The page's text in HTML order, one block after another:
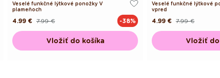
Veselé funkčné lýtkové ponožky V
plameňoch
Pôvodná7.99 €
Akciová
4.99 € -38%
Vložiť do košíka
Veselé funkčné lýtkové
vpred
Pôvodná7.99 €
Akciová
4.99 €
Vložiť do